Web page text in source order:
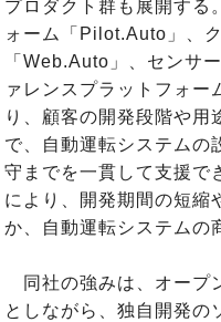
プロダクト群も展開する
ォーム「Pilot.Auto」、
「Web.Auto」、センサ
ァレンスプラットフォ
り、顧客の開発段階や用
で、自動運転システムの
守までを一貫して支援で
により、開発期間の短縮
か、自動運転システムの
同社の強みは、オープ
としながら、独自開発の